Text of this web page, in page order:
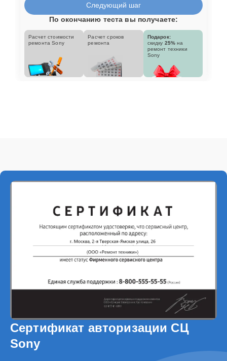
Следующий шаг
По окончанию теста вы получаете:
Расчет стоимости
ремонта Sony
Расчет сроков
ремонта
Подарок:
скидку 25% на
ремонт техники
Sony
Сертификат авторизации СЦ
Sony